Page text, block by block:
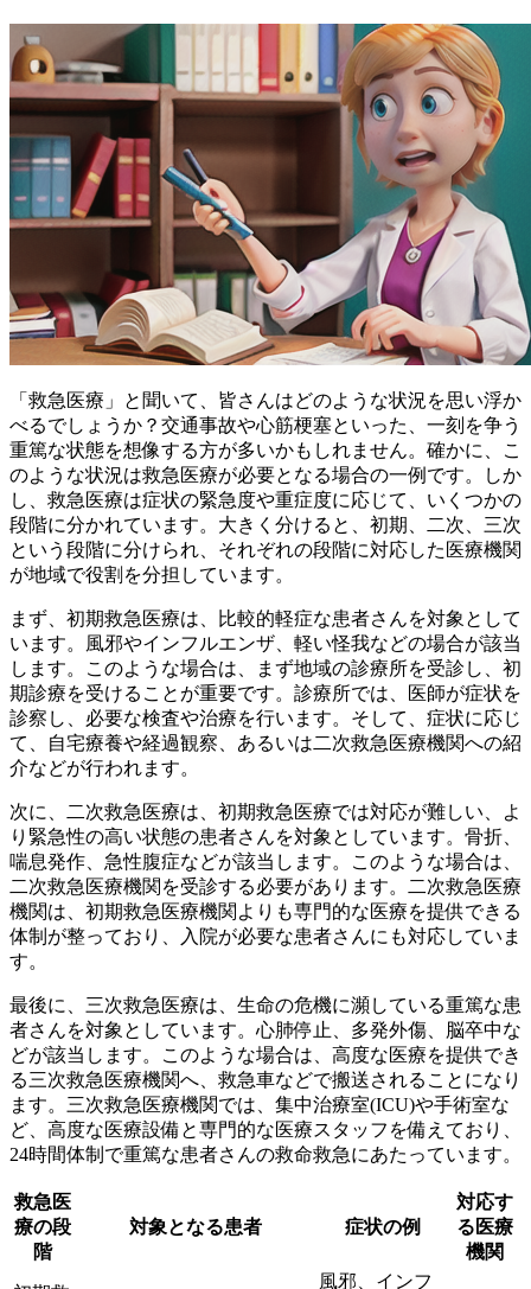
「救急医療」と聞いて、皆さんはどのような状況を思い浮か
べるでしょうか？交通事故や心筋梗塞といった、一刻を争う
重篤な状態を想像する方が多いかもしれません。確かに、こ
のような状況は救急医療が必要となる場合の一例です。しか
し、救急医療は症状の緊急度や重症度に応じて、いくつかの
段階に分かれています。大きく分けると、初期、二次、三次
という段階に分けられ、それぞれの段階に対応した医療機関
が地域で役割を分担しています。
まず、 初期救急医療は、比較的軽症な患者さんを対象として
います。風邪やインフルエンザ、軽い怪我などの場合が該当
します。このような場合は、まず地域の診療所を受診し、初
期診療を受けることが重要です。診療所では、医師が症状を
診察し、必要な検査や治療を行います。そして、症状に応じ
て、自宅療養や経過観察、あるいは二次救急医療機関への紹
介などが行われます。
次に、 二次救急医療は、初期救急医療では対応が難しい、よ
り緊急性の高い状態の患者さんを対象としています。骨折、
喘息発作、急性腹症などが該当します。このような場合は、
二次救急医療機関を受診する必要があります。二次救急医療
機関は、初期救急医療機関よりも専門的な医療を提供できる
体制が整っており、入院が必要な患者さんにも対応していま
す。
最後に、 三次救急医療は、生命の危機に瀕している重篤な患
者さんを対象としています。心肺停止、多発外傷、脳卒中な
どが該当します。このような場合は、高度な医療を提供でき
る三次救急医療機関へ、救急車などで搬送されることになり
ます。三次救急医療機関では、集中治療室(ICU)や手術室な
ど、高度な医療設備と専門的な医療スタッフを備えており、
24時間体制で重篤な患者さんの救命救急にあたっています。
救急医
療の段
階
対象となる患者 症状の例
対応す
る医療
機関
風邪、インフ